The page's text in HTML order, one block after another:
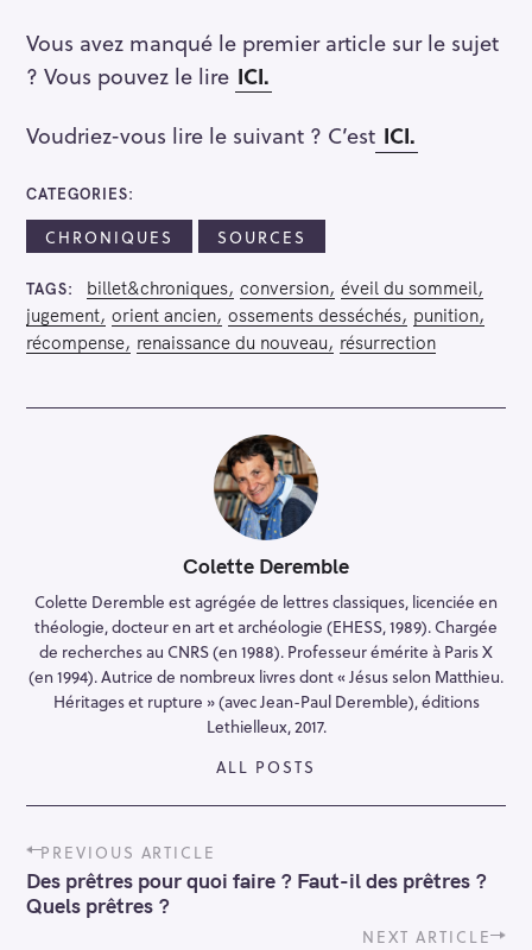
Vous avez manqué le premier article sur le sujet
? Vous pouvez le lire ICI.
Voudriez-vous lire le suivant ? C’est ICI.
CATEGORIES
CHRONIQUES SOURCES
TAGS billet&chroniques conversion éveil du sommeil
jugement orient ancien ossements desséchés punition
récompense renaissance du nouveau résurrection
Colette Deremble
Colette Deremble est agrégée de lettres classiques, licenciée en
théologie, docteur en art et archéologie (EHESS, 1989). Chargée
de recherches au CNRS (en 1988). Professeur émérite à Paris X
(en 1994). Autrice de nombreux livres dont « Jésus selon Matthieu.
Héritages et rupture » (avec Jean-Paul Deremble), éditions
Lethielleux, 2017.
ALL POSTS
P
o
s
t
PREVIOUS ARTICLE
Des prêtres pour quoi faire ? Faut-il des prêtres ?
Quels prêtres ?
NEXT ARTICLE